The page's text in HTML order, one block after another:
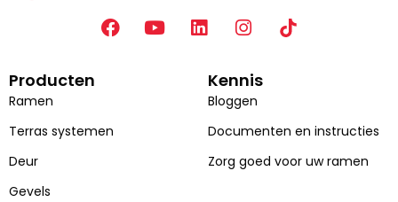
F
o
Y
L
e
I
t
a
r
a
m
Producten
Ramen
Terras systemen
Deur
Gevels
Kennis
Bloggen
Documenten en instructies
Zorg goed voor uw ramen